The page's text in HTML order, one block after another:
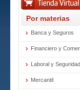
Por materias
Banca y Seguros
Financiero y
Laboral y
Mercantil